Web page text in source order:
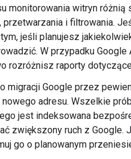
monitorowania witryn
przetwarzania i filtrowania.
jeśli planujesz
W przypadku
rozróżnisz raporty
migracji Google przez
adresu. Wszelkie
jest indeksowana
zwiększony ruch z
go o planowanym